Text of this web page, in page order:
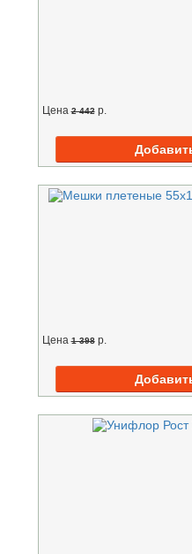
Цена 2 442 p.
Цена 1 398 p.